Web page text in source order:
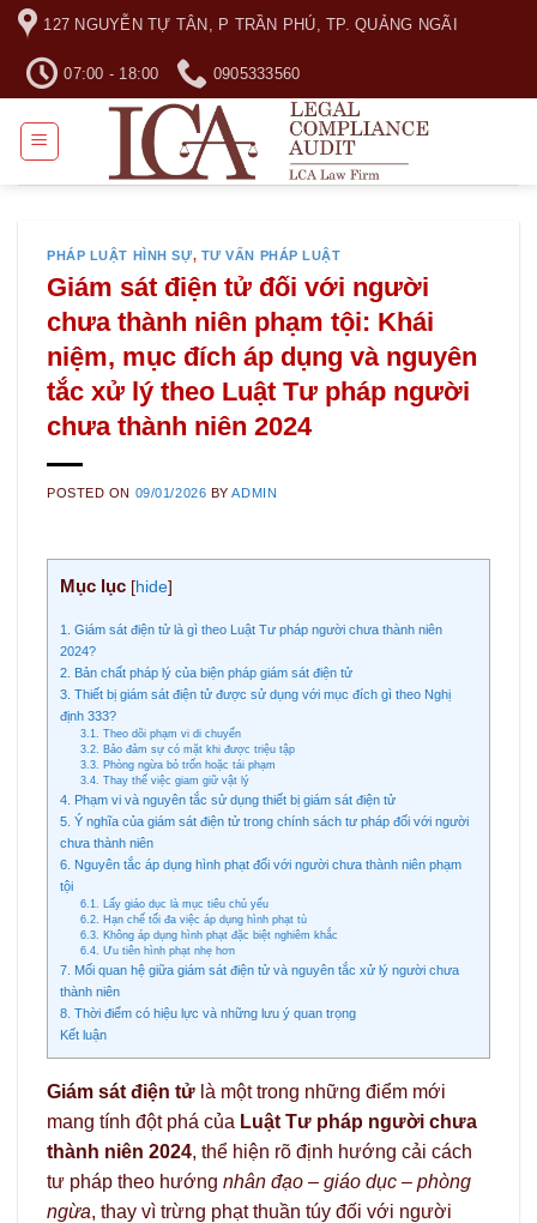
Skip
content
127 NGUYỄN TỰ TÂN, P TRẦN PHÚ, TP. QUẢNG NGÃI
07:00 - 18:00 0905333560
PHÁP LUẬT HÌNH SỰ, TƯ VẤN PHÁP LUẬT
Giám sát điện tử đối với người
chưa thành niên phạm tội: Khái
niệm, mục đích áp dụng và nguyên
tắc xử lý theo Luật Tư pháp người
chưa thành niên 2024
POSTED ON 09/01/2026 BYADMIN
Mục lục [hide]
1. Giám sát điện tử là gì theo Luật Tư pháp người chưa thành niên
2024?
2. Bản chất pháp lý của biện pháp giám sát điện tử
3. Thiết bị giám sát điện tử được sử dụng với mục đích gì theo Nghị
định 333?
3.1. Theo dõi phạm vi di chuyển
3.2. Bảo đảm sự có mặt khi được triệu tập
3.3. Phòng ngừa bỏ trốn hoặc tái phạm
3.4. Thay thế việc giam giữ vật lý
4. Phạm vi và nguyên tắc sử dụng thiết bị giám sát điện tử
5. Ý nghĩa của giám sát điện tử trong chính sách tư pháp đối với người
chưa thành niên
6. Nguyên tắc áp dụng hình phạt đối với người chưa thành niên phạm
tội
6.1. Lấy giáo dục là mục tiêu chủ yếu
6.2. Hạn chế tối đa việc áp dụng hình phạt tù
6.3. Không áp dụng hình phạt đặc biệt nghiêm khắc
6.4. Ưu tiên hình phạt nhẹ hơn
7. Mối quan hệ giữa giám sát điện tử và nguyên tắc xử lý người chưa
thành niên
8. Thời điểm có hiệu lực và những lưu ý quan trọng
Kết luận
Giám sát điện tử là một trong những điểm mới
mang tính đột phá của Luật Tư pháp người chưa
thành niên 2024, thể hiện rõ định hướng cải cách
tư pháp theo hướng nhân đạo – giáo dục – phòng
ngừa, thay vì trừng phạt thuần túy đối với người